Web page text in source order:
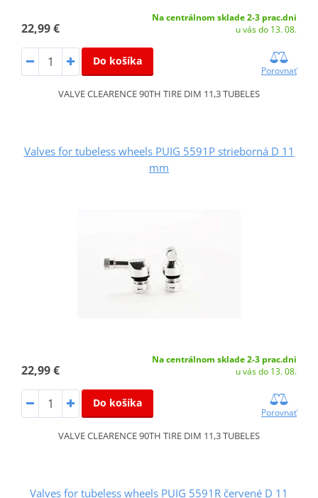
22,99 €
Na centrálnom sklade 2-3 prac.dni
u vás do 13. 08.
Do košíka
Porovnať
VALVE CLEARENCE 90TH TIRE DIM 11,3 TUBELES
Valves for tubeless wheels PUIG 5591P strieborná D 11
mm
22,99 €
Na centrálnom sklade 2-3 prac.dni
u vás do 13. 08.
Do košíka
Porovnať
VALVE CLEARENCE 90TH TIRE DIM 11,3 TUBELES
Valves for tubeless wheels PUIG 5591R červené D 11